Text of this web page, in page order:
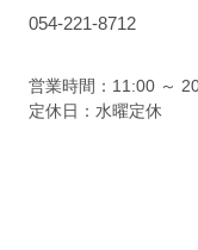
054-221-8712
営業時間：11:00 ～
定休日：水曜定休